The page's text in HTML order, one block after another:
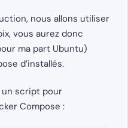
nous allons utiliser
vous aurez donc
ma part Ubuntu)
d’installés.
un script pour
Compose :